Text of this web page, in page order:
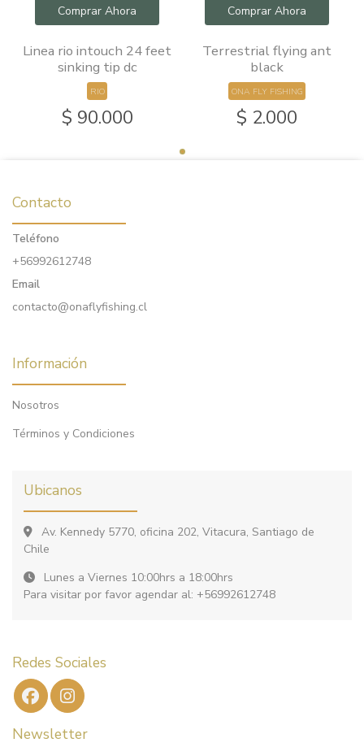
Comprar Ahora
Linea rio intouch 24 feet
sinking tip dc
RIO
$ 90.000
Comprar Ahora
Terrestrial flying ant
black
ONA FLY FISHING
$ 2.000
Contacto
Teléfono
+56992612748
Email
contacto@onaflyfishing.cl
Información
Nosotros
Términos y Condiciones
Ubicanos
Av. Kennedy 5770, oficina 202, Vitacura, Santiago de
Chile
Lunes a Viernes 10:00hrs a 18:00hrs
Para visitar por favor agendar al: +56992612748
Redes Sociales
Newsletter